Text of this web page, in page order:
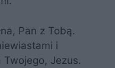
Pan z Tobą.
i
Twojego, Jezus.